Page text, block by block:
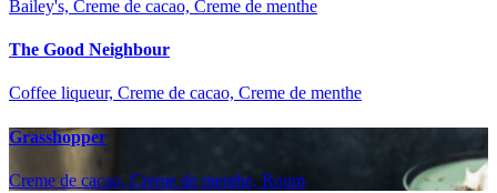
Bailey's, Creme de cacao, Creme de menthe
The Good Neighbour
Coffee liqueur, Creme de cacao, Creme de menthe
Grasshopper
Creme de cacao, Creme de menthe, Room